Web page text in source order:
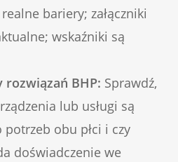
bariery; załączniki
wskaźniki są
rozwiązań BHP: Sprawdź,
lub usługi są
obu płci i czy
doświadczenie we